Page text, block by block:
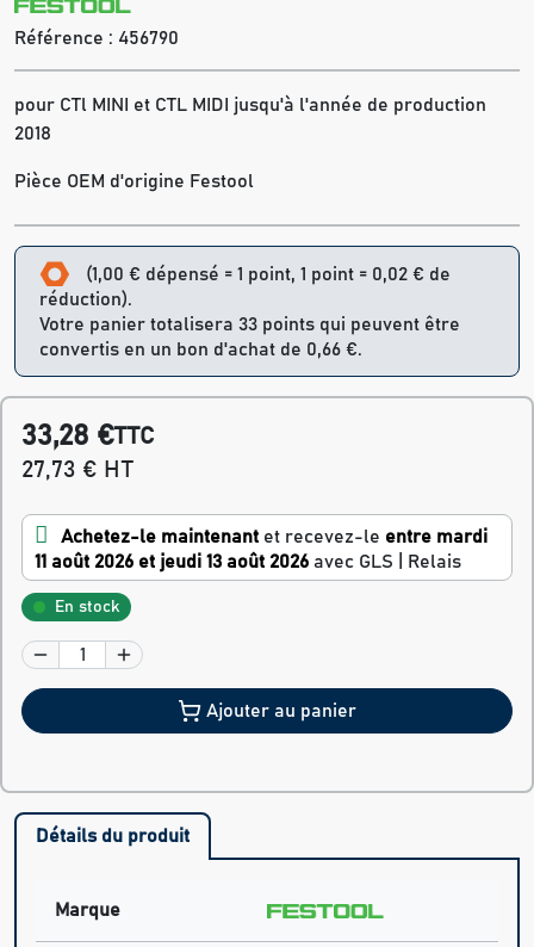
Référence : 456790
pour CTl MINI et CTL MIDI jusqu'à l'année de production
2018
Pièce OEM d'origine Festool
(1,00 € dépensé = 1 point, 1 point = 0,02 € de
réduction).
Votre panier totalisera 33 points qui peuvent être
convertis en un bon d'achat de 0,66 €.
33,28 €TTC
27,73 € HT
Achetez-le maintenant et recevez-le entre mardi
11 août 2026 et jeudi 13 août 2026 avec GLS | Relais
En stock
Ajouter au panier
Détails du produit
Marque